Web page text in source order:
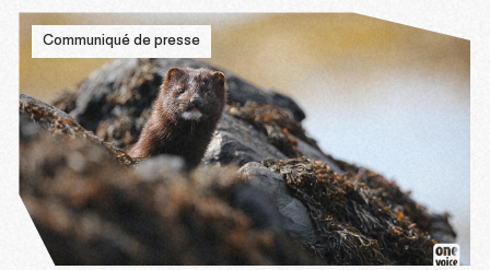
Communiqué de presse